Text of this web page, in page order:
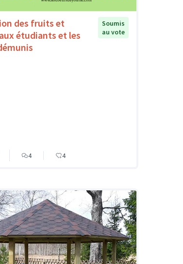
des fruits et
étudiants et les
Soumis
au vote
4 4